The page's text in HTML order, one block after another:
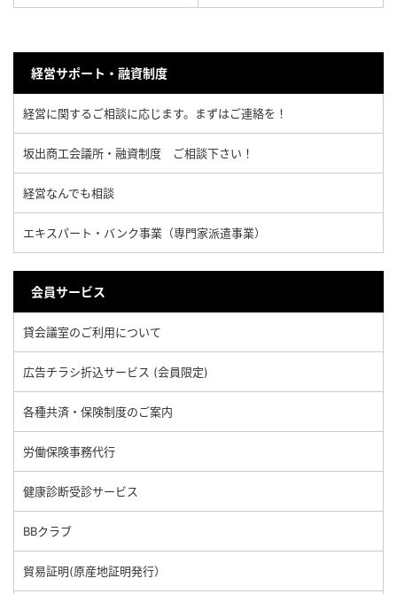
経営サポート・融資制度
経営に関するご相談に応じます。まずはご連絡を！
坂出商工会議所・融資制度 ご相談下さい！
経営なんでも相談
エキスパート・バンク事業（専門家派遣事業）
会員サービス
貸会議室のご利用について
広告チラシ折込サービス (会員限定)
各種共済・保険制度のご案内
労働保険事務代行
健康診断受診サービス
BBクラブ
貿易証明(原産地証明発行）